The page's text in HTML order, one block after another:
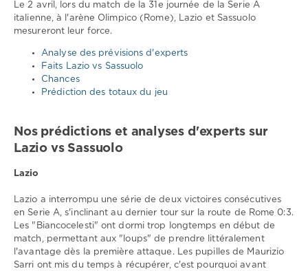
conseils
Pronostics
de
1xbet
1
Lazio,
Sassuolo,
Serie
A
Le 2 avril, lors du match de la 31e journée de la Serie A
italienne, à l'arène Olimpico (Rome), Lazio et Sassuolo
mesureront leur force.
Analyse des prévisions d'experts
Faits Lazio vs Sassuolo
Chances
Prédiction des totaux du jeu
Nos prédictions et analyses d'experts sur
Lazio vs Sassuolo
Lazio
Lazio a interrompu une série de deux victoires consécutives
en Serie A, s'inclinant au dernier tour sur la route de Rome 0:3.
Les "Biancocelesti" ont dormi trop longtemps en début de
match, permettant aux "loups" de prendre littéralement
l'avantage dès la première attaque. Les pupilles de Maurizio
Sarri ont mis du temps à récupérer, c'est pourquoi avant